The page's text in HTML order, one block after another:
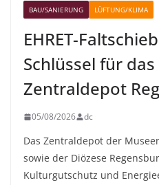
BAU/SANIERUNG LÜFTUNG/KLIMA
EHRET-
Schlüssel für
Zentraldepot
05/08/2026 dc
Das Zentraldepot der
sowie der Diözese
Kulturgutschutz und